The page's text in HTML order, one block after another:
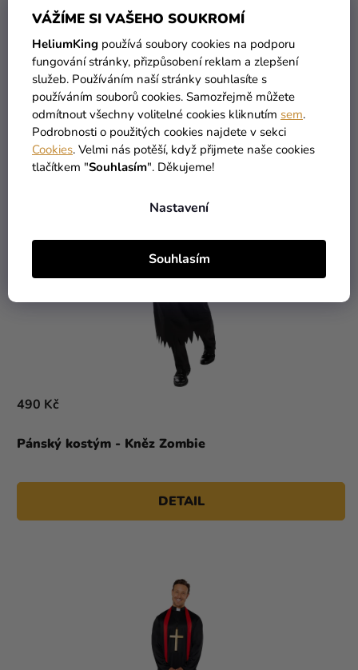
VÁŽÍME SI VAŠEHO SOUKROMÍ
HeliumKing používá soubory cookies na podporu
fungování stránky, přizpůsobení reklam a zlepšení
služeb. Používáním naší stránky souhlasíte s
používáním souborů cookies. Samozřejmě můžete
odmítnout všechny volitelné cookies kliknutím sem.
Podrobnosti o použitých cookies najdete v sekci
Cookies. Velmi nás potěší, když přijmete naše cookies
tlačítkem "Souhlasím". Děkujeme!
Nastavení
Souhlasím
DO KOŠÍKU DO KOŠÍKU
High-contrast mode
MOHLO BY VÁS ZAJÍMAT
Pánský kostým - Kněz Zombie
490 Kč
DETAIL